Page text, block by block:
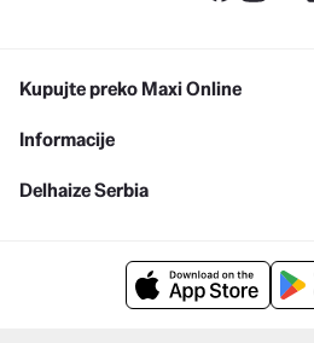
Kupujte preko Maxi Online
Informacije
Delhaize Serbia